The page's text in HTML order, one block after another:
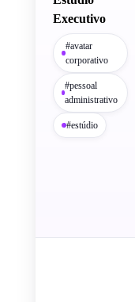
Executivo
#avatar
corporativo
#pessoal
administrativo
#estúdio